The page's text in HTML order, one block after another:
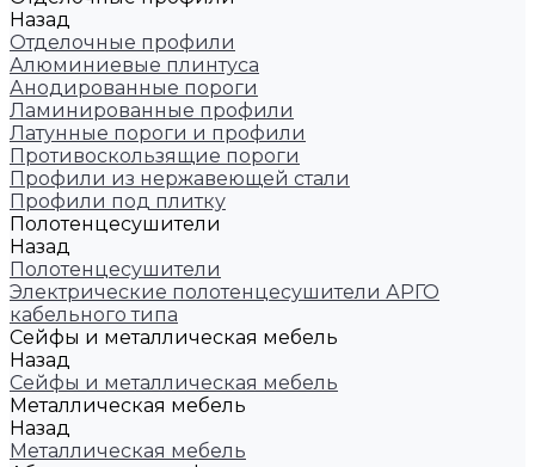
Назад
Отделочные профили
Алюминиевые плинтуса
Анодированные пороги
Ламинированные профили
Латунные пороги и профили
Противоскользящие пороги
Профили из нержавеющей стали
Профили под плитку
Полотенцесушители
Назад
Полотенцесушители
Электрические полотенцесушители АРГО
кабельного типа
Сейфы и металлическая мебель
Назад
Сейфы и металлическая мебель
Металлическая мебель
Назад
Металлическая мебель